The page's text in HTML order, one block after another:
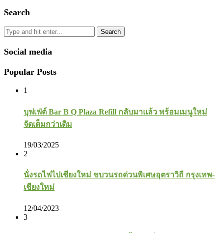
Search
Search
Social media
Popular Posts
1
บุฟเฟ่ต์ Bar B Q Plaza Refill กลับมาแล้ว พร้อมเมนูใหม่
จัดเต็มกว่าเดิม
19/03/2025
2
นั่งรถไฟไปเชียงใหม่ ขบวนรถด่วนพิเศษอุตราวิถี กรุงเทพ-
เชียงใหม่
12/04/2023
3